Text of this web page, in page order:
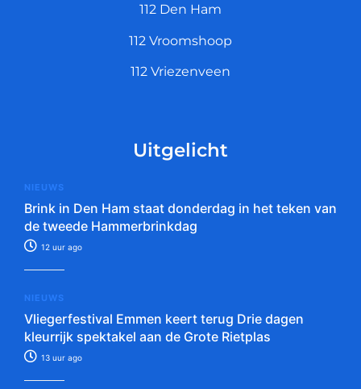
112 Den Ham
112 Vroomshoop
112 Vriezenveen
Uitgelicht
NIEUWS
Brink in Den Ham staat donderdag in het teken van
de tweede Hammerbrinkdag
12 uur ago
NIEUWS
Vliegerfestival Emmen keert terug Drie dagen
kleurrijk spektakel aan de Grote Rietplas
13 uur ago